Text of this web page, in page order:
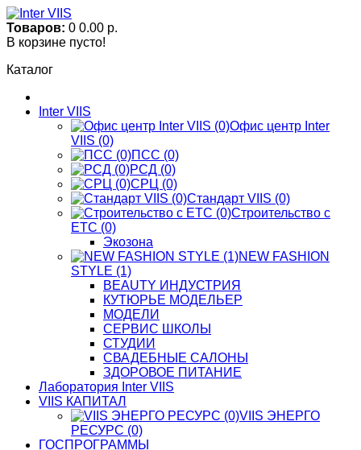
Товаров: 0 0.00 р.
В корзине пусто!
Каталог
Inter VIIS
Офис центр Inter
VIIS (0)
ПСС (0)
РСД (0)
СРЦ (0)
Стандарт VIIS (0)
Строительство с
ЕТС (0)
Экозона
NEW FASHION
STYLE (1)
BЕАUTY ИНДУСТРИЯ
КУТЮРЬЕ МОДЕЛЬЕР
МОДЕЛИ
СЕРВИС ШКОЛЫ
СТУДИИ
СВАДЕБНЫЕ САЛОНЫ
ЗДОРОВОЕ ПИТАНИЕ
Лаборатория Inter VIIS
VIIS КАПИТАЛ
VIIS ЭНЕРГО
РЕСУРС (0)
ГОСПРОГРАММЫ